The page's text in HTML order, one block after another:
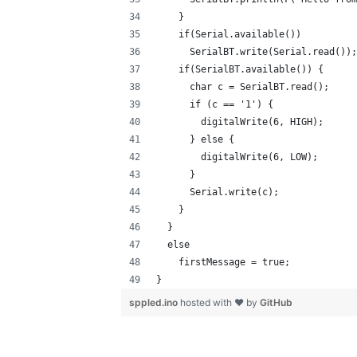
    }
    if(Serial.available())
      SerialBT.write(Serial.read());
    if(SerialBT.available()) {
      char c = SerialBT.read();
      if (c == '1') {
        digitalWrite(6, HIGH);
      } else {
        digitalWrite(6, LOW);
      }
      Serial.write(c);
    }
  }
  else
    firstMessage = true;
}
sppled.ino hosted with ❤ by GitHub